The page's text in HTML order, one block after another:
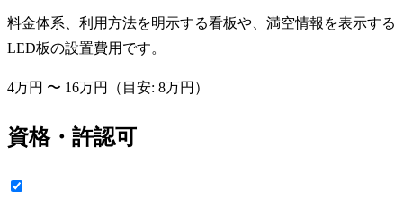
料金体系、利用方法を明示する看板や、満空情報を表示する
LED板の設置費用です。
4万円 〜 16万円 （目安: 8万円 ）
資格・許認可